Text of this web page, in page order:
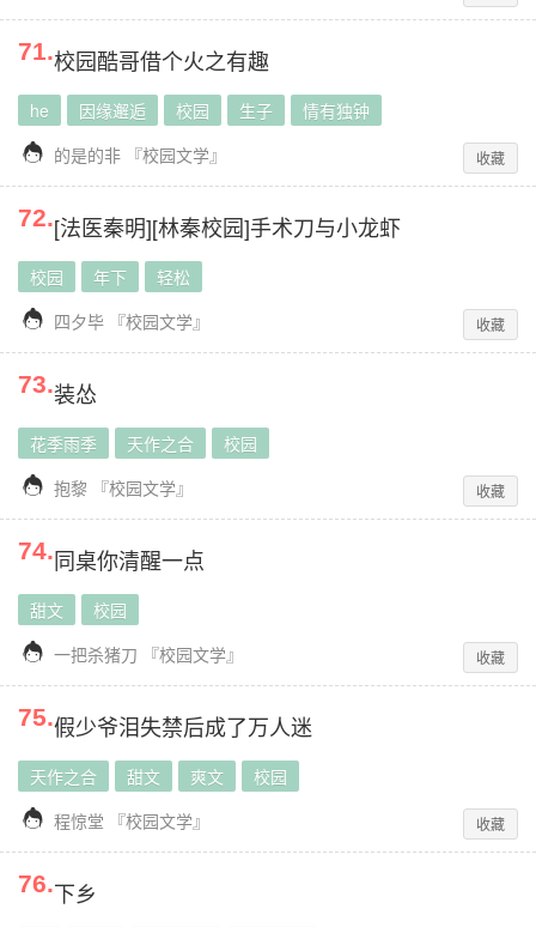
71.校园酷哥借个火之有趣
he 因缘邂逅 校园 生子 情有独钟
 的是的非 『校园文学』 收藏
72.[法医秦明][林秦校园]手术刀与小龙虾
校园 年下 轻松
 四夕毕 『校园文学』 收藏
73.装怂
花季雨季 天作之合 校园
 抱黎 『校园文学』 收藏
74.同桌你清醒一点
甜文 校园
 一把杀猪刀 『校园文学』 收藏
75.假少爷泪失禁后成了万人迷
天作之合 甜文 爽文 校园
 程惊堂 『校园文学』 收藏
76.下乡